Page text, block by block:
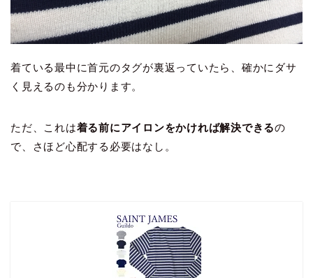
着ている最中に首元のタグが裏返っていたら、確かにダサ
く見えるのも分かります。
ただ、これは着る前にアイロンをかければ解決できるの
で、さほど心配する必要はなし。